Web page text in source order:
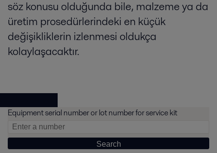
söz konusu olduğunda bile, malzeme ya da
üretim prosedürlerindeki en küçük
değişikliklerin izlenmesi oldukça
kolaylaşacaktır.
Equipment serial number or lot number for service kit